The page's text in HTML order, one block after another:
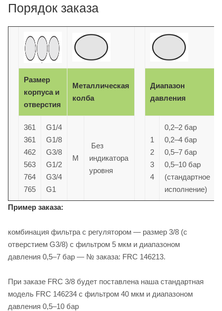
Порядок заказа
Размер
корпуса и
отверстия
Металлическая
колба
Диапазон
давления
361
361
462
563
764
765
G1/4
G1/8
G3/8
G1/2
G3/4
G1
M
Без
индикатора
уровня
1
2
3
4
0,2–2 бар
0,2–4 бар
0,5–7 бар
0,5–10 бар
(стандартное
исполнение)
Пример заказа:
комбинация фильтра с регулятором — размер 3/8 (с
отверстием G3/8) с фильтром 5 мкм и диапазоном
давления 0,5–7 бар — № заказа: FRC 146213.
При заказе FRC 3/8 будет поставлена наша стандартная
модель FRC 146234 с фильтром 40 мкм и диапазоном
давления 0,5–10 бар